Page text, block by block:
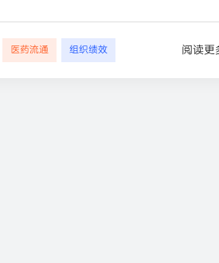
医药流通 组织绩效 阅读更